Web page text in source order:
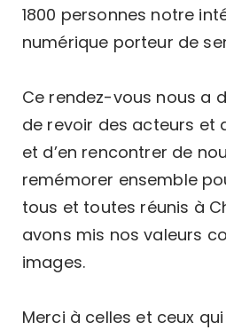
1800 personnes notre
numérique porteur de
Ce rendez-vous nous a
de revoir des acteurs et
et d’en rencontrer de
remémorer ensemble
tous et toutes réunis à
avons mis nos valeurs
images.
Merci à celles et ceux